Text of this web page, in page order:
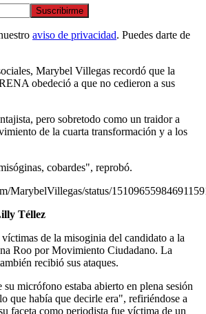
Suscribirme
aviso de privacidad. Puedes darte de
Marybel Villegas recordó que la
obedeció a que no cedieron a sus
pero sobretodo como un traidor a
de la cuarta transformación y a los
cobardes", reprobó.
MarybelVillegas/status/
Téllez
de la misoginia del candidato a la
Roo por Movimiento Ciudadano. La
recibió sus ataques.
micrófono estaba abierto en plena sesión
que había que decirle era", refiriéndose a
faceta como periodista fue víctima de un